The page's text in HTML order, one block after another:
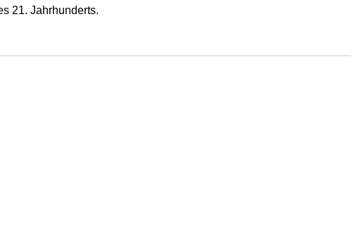
21. Jahrhunderts.